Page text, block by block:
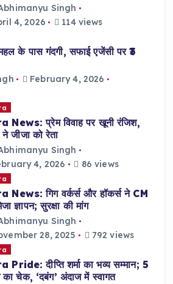
Singh
4, 2026
114 views
के पास गंदगी, सफाई एजेंसी पर ₹3
February 4, 2026
News: प्रेम विवाह पर खूनी रंजिश,
जीजा को रेता
Singh
4, 2026
86 views
News: गिग वर्कर्स और हॉकर्स ने CM
ज्ञापन; सुरक्षा की मांग
Singh
28, 2025
792 views
Pride: दीप्ति शर्मा का भव्य सम्मान; 5
चेक, ‘दबंग’ अंदाज में स्वागत